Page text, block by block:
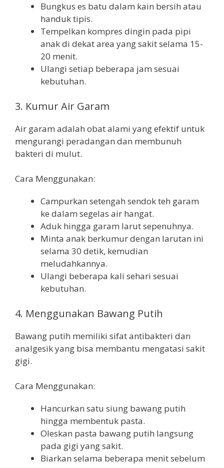
Bungkus es batu dalam kain bersih atau
handuk tipis.
Tempelkan kompres dingin pada pipi
anak di dekat area yang sakit selama 15-
20 menit.
Ulangi setiap beberapa jam sesuai
kebutuhan.
3. Kumur Air Garam
Air garam adalah obat alami yang efektif untuk
mengurangi peradangan dan membunuh
bakteri di mulut.
Cara Menggunakan:
Campurkan setengah sendok teh garam
ke dalam segelas air hangat.
Aduk hingga garam larut sepenuhnya.
Minta anak berkumur dengan larutan ini
selama 30 detik, kemudian
meludahkannya.
Ulangi beberapa kali sehari sesuai
kebutuhan.
4. Menggunakan Bawang Putih
Bawang putih memiliki sifat antibakteri dan
analgesik yang bisa membantu mengatasi sakit
gigi.
Cara Menggunakan:
Hancurkan satu siung bawang putih
hingga membentuk pasta.
Oleskan pasta bawang putih langsung
pada gigi yang sakit.
Biarkan selama beberapa menit sebelum